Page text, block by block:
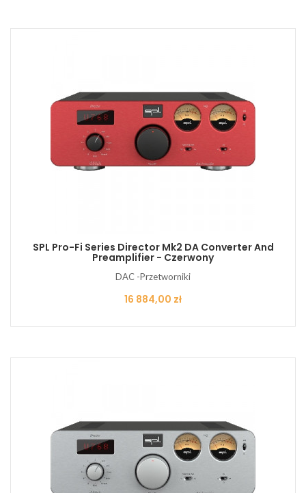
SPL Pro-Fi Series Director Mk2 DA Converter And
Preamplifier - Czerwony
DAC -Przetworniki
Cena
16 884,00 zł